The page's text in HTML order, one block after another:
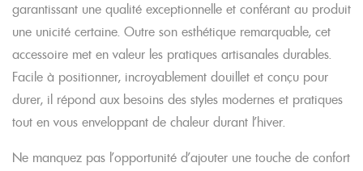
garantissant une qualité exceptionnelle et conférant au produit
une unicité certaine. Outre son esthétique remarquable, cet
accessoire met en valeur les pratiques artisanales durables.
Facile à positionner, incroyablement douillet et conçu pour
durer, il répond aux besoins des styles modernes et pratiques
tout en vous enveloppant de chaleur durant l’hiver.
Ne manquez pas l’opportunité d’ajouter une touche de confort